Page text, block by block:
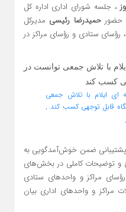
، جلسه شورای اداری اداره کل
حضورحمیدرضا رئیسی مدیرکل
رؤسای ستادی و رؤسای مراکز در
با تلاش جمعی توانست در
کسب کند
پشتیبانی ضمن خوش‌آمدگویی به
و توضیحات کاملی در بخش‌های
رؤسای مراکز و واحدهای ستادی
مراکز و واحدهای اداری بیان